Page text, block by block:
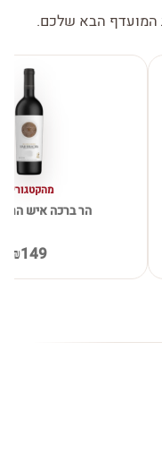
המועדף הבא שלכם.
מהקטגוריה
הר ברכה איש
₪149